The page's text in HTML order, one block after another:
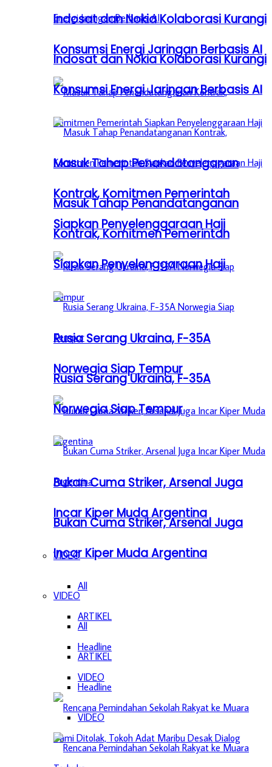
Indosat dan Nokia Kolaborasi Kurangi
Konsumsi Energi Jaringan Berbasis AI
Masuk Tahap Penandatanganan
Kontrak, Komitmen Pemerintah
Siapkan Penyelenggaraan Haji
Rusia Serang Ukraina, F-35A
Norwegia Siap Tempur
Bukan Cuma Striker, Arsenal Juga
Incar Kiper Muda Argentina
VIDEO
All
ARTIKEL
Headline
VIDEO
Indosat dan Nokia Kolaborasi Kurangi
Konsumsi Energi Jaringan Berbasis AI
Masuk Tahap Penandatanganan
Kontrak, Komitmen Pemerintah
Siapkan Penyelenggaraan Haji
Rusia Serang Ukraina, F-35A
Norwegia Siap Tempur
Bukan Cuma Striker, Arsenal Juga
Incar Kiper Muda Argentina
VIDEO
All
ARTIKEL
Headline
VIDEO